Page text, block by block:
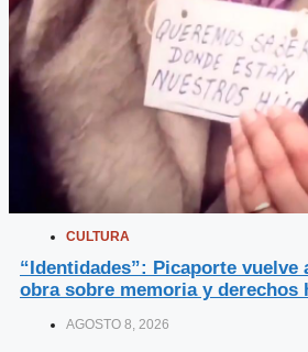
CULTURA
“Identidades”: Picaporte vuelve
obra sobre memoria y derechos
AGOSTO 8, 2026